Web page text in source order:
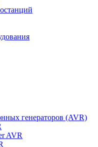
генераторов (AVR)
AVR